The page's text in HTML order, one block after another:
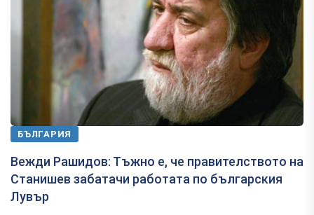
БЪЛГАРИЯ
Вежди Рашидов: Тъжно е, че правителството на
Станишев забатачи работата по българския
Лувър